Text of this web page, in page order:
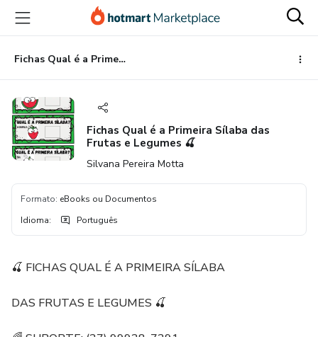
para
conteúdo
principal
para
pagamento
para
rodapé
Fichas Qual é a Primeira Sílaba das Frutas e Legumes 🍒
Fichas Qual é a Primeira Sílaba das
Frutas e Legumes 🍒
Silvana Pereira Motta
Formato: eBooks ou Documentos
Idioma: Português
🍒 FICHAS QUAL É A PRIMEIRA SÍLABA
DAS FRUTAS E LEGUMES 🍒